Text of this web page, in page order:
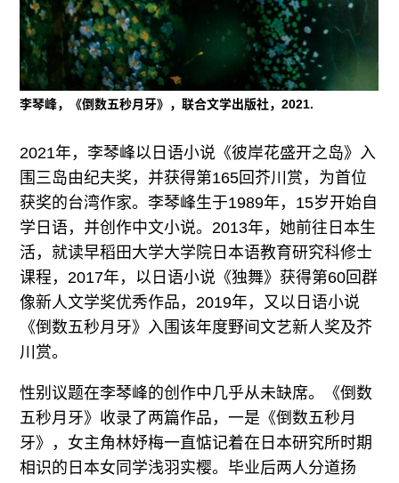
李琴峰，《倒数五秒月牙》，联合文学出版社，2021.
2021年，李琴峰以日语小说《彼岸花盛开之岛》入
围三岛由纪夫奖，并获得第165回芥川赏，为首位
获奖的台湾作家。李琴峰生于1989年，15岁开始自
学日语，并创作中文小说。2013年，她前往日本生
活，就读早稻田大学大学院日本语教育研究科修士
课程，2017年，以日语小说《独舞》获得第60回群
像新人文学奖优秀作品，2019年，又以日语小说
《倒数五秒月牙》入围该年度野间文艺新人奖及芥
川赏。
性别议题在李琴峰的创作中几乎从未缺席。《倒数
五秒月牙》收录了两篇作品，一是《倒数五秒月
牙》，女主角林妤梅一直惦记着在日本研究所时期
相识的日本女同学浅羽实樱。毕业后两人分道扬